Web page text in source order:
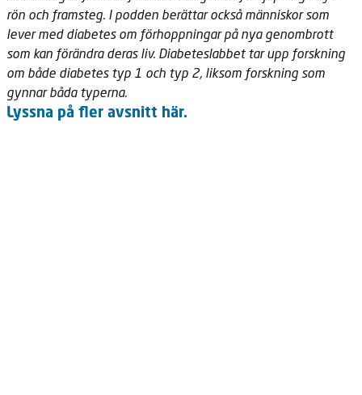
rön och framsteg. I podden berättar också människor som
lever med diabetes om förhoppningar på nya genombrott
som kan förändra deras liv. Diabeteslabbet tar upp forskning
om både diabetes typ 1 och typ 2, liksom forskning som
gynnar båda typerna.
Lyssna på fler avsnitt här.